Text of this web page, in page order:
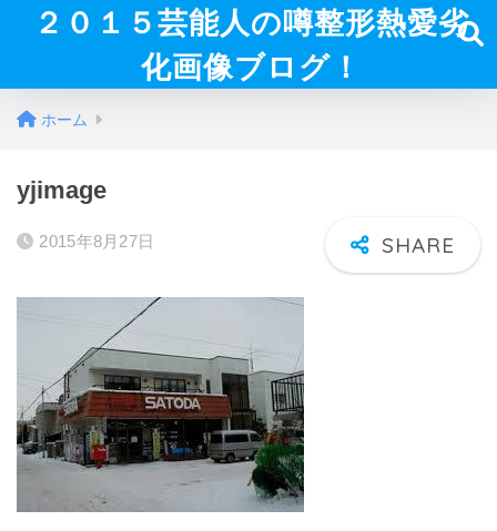
２０１５芸能人の噂整形熱愛劣
化画像ブログ！
ホーム
yjimage
2015年8月27日